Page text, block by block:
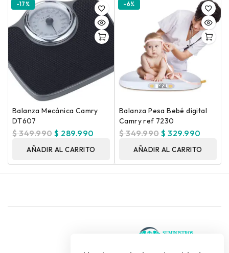
-17%
Balanza Mecánica Camry
DT607
$349.990$ 289.990
AÑADIR AL CARRITO
-6%
Balanza Pesa Bebé digital
Camry ref 7230
$349.990$ 329.990
AÑADIR AL CARRITO